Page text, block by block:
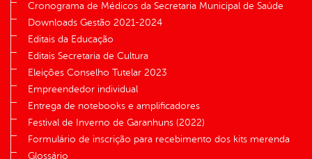
Cronograma de Médicos da Secretaria Municipal de Saúde
Downloads Gestão 2021-2024
Editais da Educação
Editais Secretaria de Cultura
Eleições Conselho Tutelar 2023
Empreendedor individual
Entrega de notebooks e amplificadores
Festival de Inverno de Garanhuns (2022)
Formulário de inscrição para recebimento dos kits merenda
Glossário